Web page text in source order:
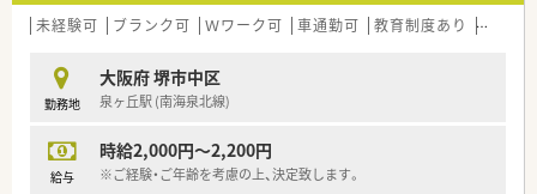
未経験可 ブランク可 Ｗワーク可 車通勤可 教育制度あり シフト
勤務地
大阪府 堺市中区
泉ヶ丘駅 (南海泉北線)
給与
時給2,000円～2,200円
※ご経験・ご年齢を考慮の上、決定致します。